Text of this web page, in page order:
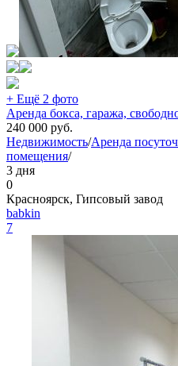
+ Ещё 2 фото
Аренда бокса, гаража,
240 000 руб.
Недвижимость/Аренда
помещения/
3 дня
0
Красноярск, Гипсовый завод
babkin
7